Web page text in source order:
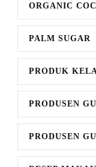
ORGANIC
PALM SUGAR
PRODUK
PRODUSEN
PRODUSEN